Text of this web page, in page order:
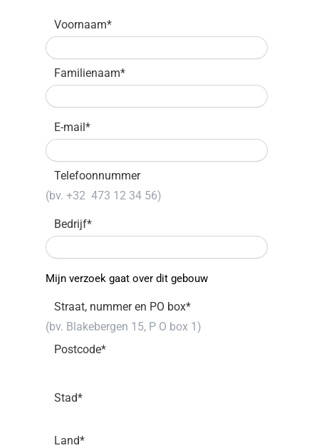
Voornaam*
Familienaam*
E-mail*
Telefoonnummer
Bedrijf*
Mijn verzoek gaat over dit gebouw
Straat, nummer en PO box*
Postcode*
Stad*
Land*